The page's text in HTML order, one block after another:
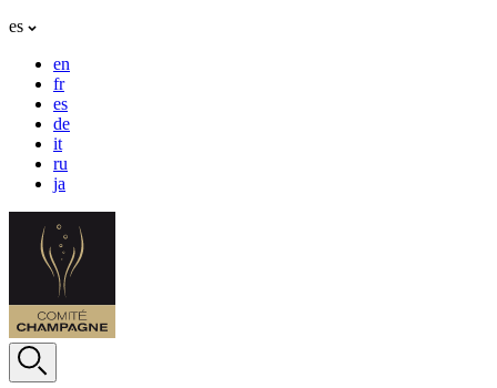
es
en
fr
es
de
it
ru
ja